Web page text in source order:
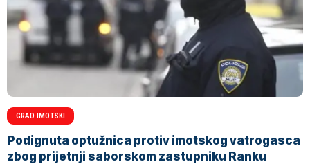
GRAD IMOTSKI
Podignuta optužnica protiv imotskog vatrogasca
zbog prijetnji saborskom zastupniku Ranku